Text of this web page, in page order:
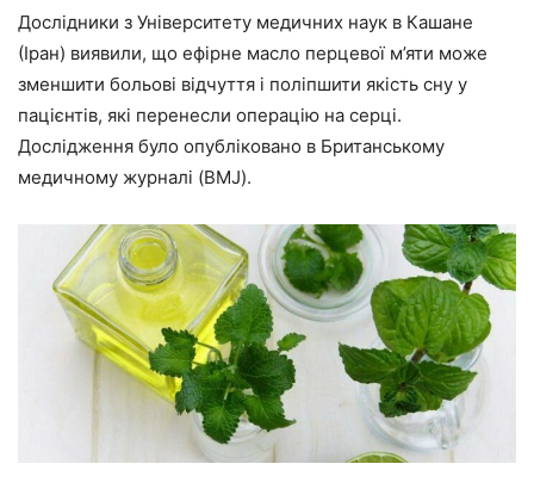
Дослідники з Університету медичних наук в Кашане
(Іран) виявили, що ефірне масло перцевої м’яти може
зменшити больові відчуття і поліпшити якість сну у
пацієнтів, які перенесли операцію на серці.
Дослідження було опубліковано в Британському
медичному журналі (BMJ).